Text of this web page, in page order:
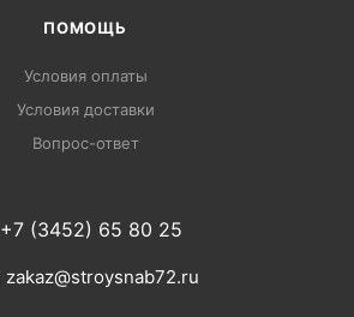
ПОМОЩЬ
Условия оплаты
Условия доставки
Вопрос-ответ
+7 (3452) 65 80 25
zakaz@stroysnab72.ru